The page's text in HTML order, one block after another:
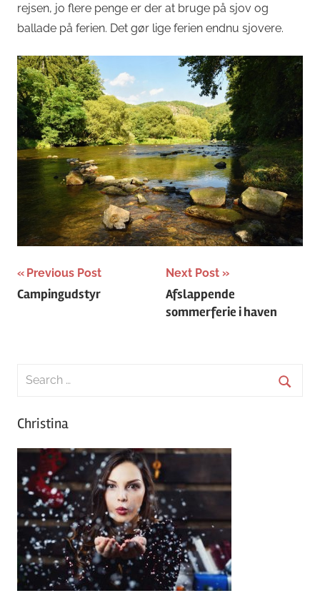
rejsen, jo flere penge er der at bruge på sjov og
ballade på ferien. Det gør lige ferien endnu sjovere.
Indlægsnavigation
Previous Post
Campingudstyr
Next Post
Afslappende
sommerferie i haven
Search
Christina